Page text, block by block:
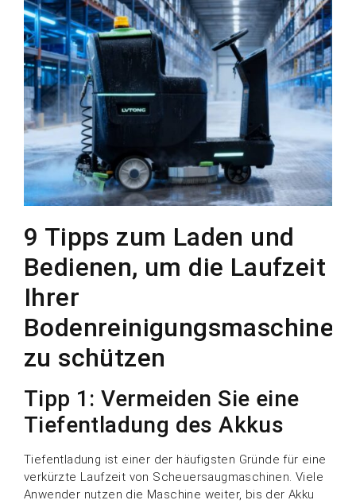
9 Tipps zum Laden und
Bedienen, um die Laufzeit
Ihrer
Bodenreinigungsmaschine
zu schützen
Tipp 1: Vermeiden Sie eine
Tiefentladung des Akkus
Tiefentladung ist einer der häufigsten Gründe für eine
verkürzte Laufzeit von Scheuersaugmaschinen. Viele
Anwender nutzen die Maschine weiter, bis der Akku